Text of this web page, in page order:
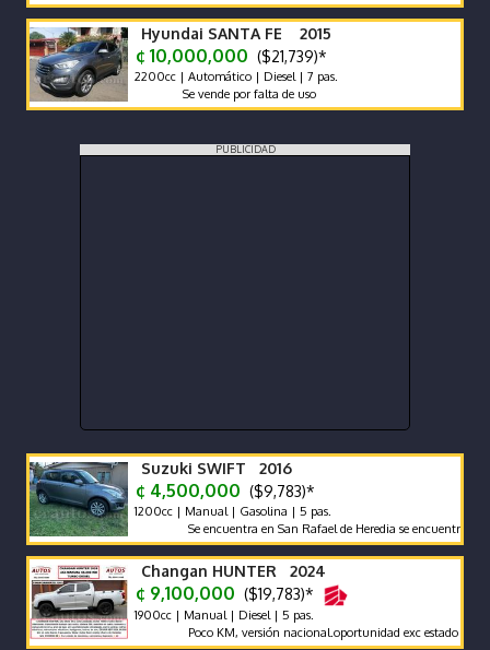
Hyundai SANTA FE 2015
¢ 10,000,000 ($21,739)*
2200cc | Automático | Diesel | 7 pas.
Se vende por falta de uso
PUBLICIDAD
Suzuki SWIFT 2016
¢ 4,500,000 ($9,783)*
1200cc | Manual | Gasolina | 5 pas.
Se encuentra en San Rafael de Heredia se encuentra en
Changan HUNTER 2024
¢ 9,100,000 ($19,783)*
1900cc | Manual | Diesel | 5 pas.
Poco KM, versión nacional.oportunidad exc estado